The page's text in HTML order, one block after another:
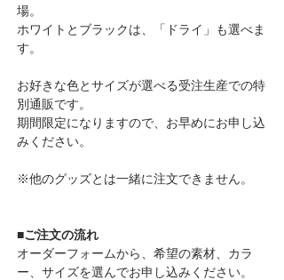
場。
ホワイトとブラックは、「ドライ」も選べま
す。
お好きな色とサイズが選べる受注生産での特
別通販です。
期間限定になりますので、お早めにお申し込
みください。
※他のグッズとは一緒に注文できません。
■ご注文の流れ
オーダーフォームから、希望の素材、カラ
ー、サイズを選んでお申し込みください。